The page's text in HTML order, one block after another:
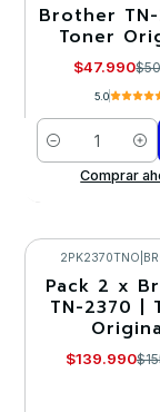
-5%
Brother
Toner
$47.990
5.0
Cantidad
Comprar
-10%
2PK2370TNO
Pack 2 x
TN-2370 |
$139.990